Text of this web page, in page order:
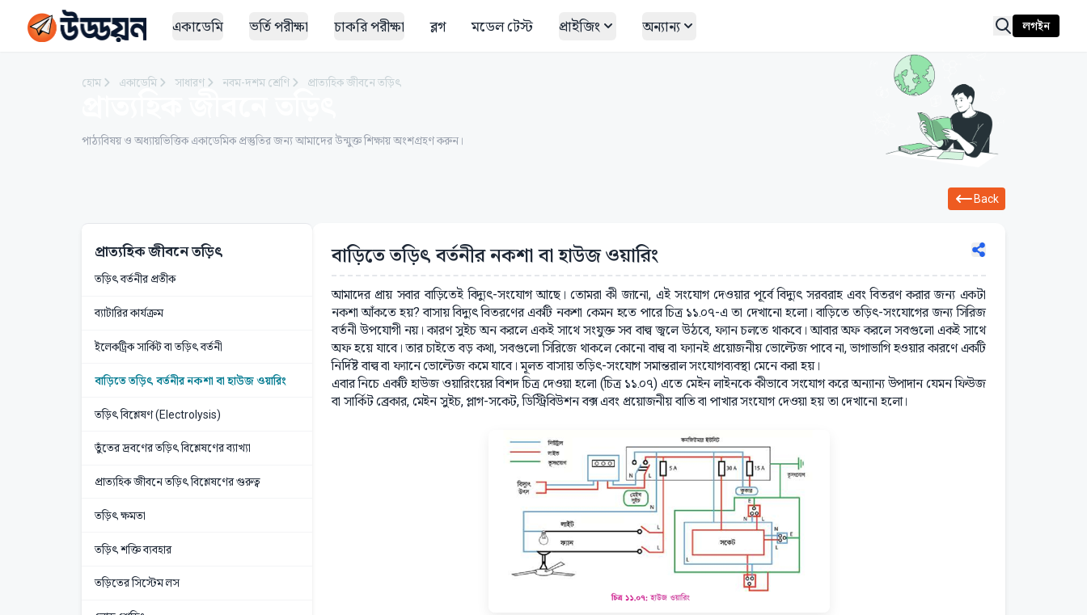
একাডেমি ভর্তি পরীক্ষা চাকরি পরীক্ষা ব্লগ মডেল টেস্ট প্রাইজিং অন্যান্য লগইন
হোম একাডেমি সাধারণ নবম-দশম শ্রেণি প্রাত্যহিক জীবনে তড়িৎ
পাঠ্যবিষয় ও অধ্যায়ভিত্তিক একাডেমিক প্রস্তুতির জন্য আমাদের উন্মুক্ত শিক্ষায় অংশগ্রহণ করুন।
Back
প্রাত্যহিক জীবনে তড়িৎ
তড়িৎ বর্তনীর প্রতীক
ব্যাটারির কার্যক্রম
ইলেকট্রিক সার্কিট বা তড়িৎ বর্তনী
বাড়িতে তড়িৎ বর্তনীর নকশা বা হাউজ ওয়ারিং
তড়িৎ বিশ্লেষণ (Electrolysis)
তুঁতের দ্রবণের তড়িৎ বিশ্লেষণের ব্যাখ্যা
প্রাত্যহিক জীবনে তড়িৎ বিশ্লেষণের গুরুত্ব
তড়িৎ ক্ষমতা
তড়িৎ শক্তি ব্যবহার
তড়িতের সিস্টেম লস
বাড়িতে তড়িৎ বর্তনীর নকশা বা হাউজ ওয়ারিং
আমাদের প্রায় সবার বাড়িতেই বিদ্যুৎ-সংযোগ আছে। তোমরা কী জানো, এই সংযোগ দেওয়ার পূর্বে বিদ্যুৎ সরবরাহ এবং বিতরণ করার জন্য একটা
নকশা আঁকতে হয়? বাসায় বিদ্যুৎ বিতরণের একটি নকশা কেমন হতে পারে চিত্র ১১.০৭-এ তা দেখানো হলো। বাড়িতে তড়িৎ-সংযোগের জন্য সিরিজ
বর্তনী উপযোগী নয়। কারণ সুইচ অন করলে একই সাথে সংযুক্ত সব বাল্ব জ্বলে উঠবে, ফ্যান চলতে থাকবে। আবার অফ করলে সবগুলো একই সাথে
অফ হয়ে যাবে। তার চাইতে বড় কথা, সবগুলো সিরিজে থাকলে কোনো বাল্ব বা ফ্যানই প্রয়োজনীয় ভোল্টেজ পাবে না, ভাগাভাগি হওয়ার কারণে একটি
নির্দিষ্ট বাল্ব বা ফ্যানে ভোল্টেজ কমে যাবে। মূলত বাসায় তড়িৎ-সংযোগ সমান্তরাল সংযোগব্যবস্থা মেনে করা হয়।
এবার নিচে একটি হাউজ ওয়ারিংয়ের বিশদ চিত্র দেওয়া হলো (চিত্র ১১.০৭) এতে মেইন লাইনকে কীভাবে সংযোগ করে অন্যান্য উপাদান যেমন ফিউজ
বা সার্কিট ব্রেকার, মেইন সুইচ, প্লাগ-সকেট, ডিস্ট্রিবিউশন বক্স এবং প্রয়োজনীয় বাতি বা পাখার সংযোগ দেওয়া হয় তা দেখানো হলো।